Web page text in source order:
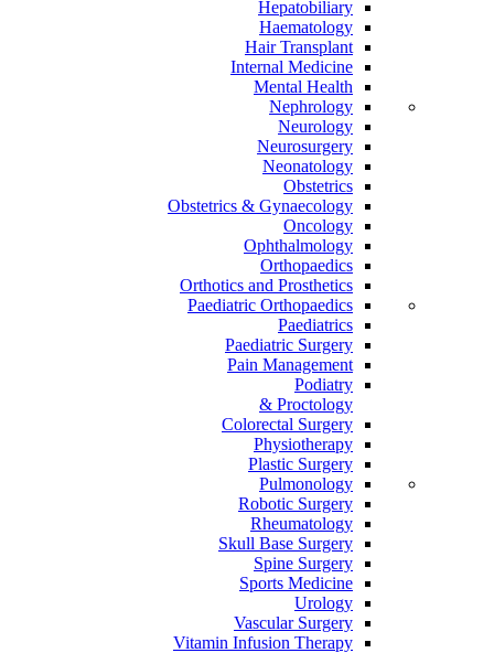
Hepatobiliary
Haematology
Hair Transplant
Internal Medicine
Mental Health
Nephrology
Neurology
Neurosurgery
Neonatology
Obstetrics
Obstetrics & Gynaecology
Oncology
Ophthalmology
Orthopaedics
Orthotics and Prosthetics
Paediatric Orthopaedics
Paediatrics
Paediatric Surgery
Pain Management
Podiatry
Proctology &
Colorectal Surgery
Physiotherapy
Plastic Surgery
Pulmonology
Robotic Surgery
Rheumatology
Skull Base Surgery
Spine Surgery
Sports Medicine
Urology
Vascular Surgery
Vitamin Infusion Therapy